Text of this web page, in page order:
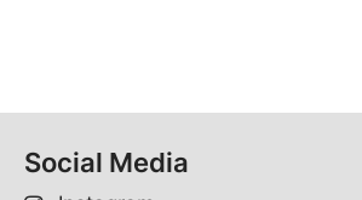
Social Media